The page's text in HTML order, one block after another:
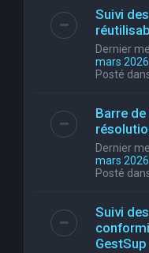
Suivi
Dernier
mars
Posté
Barre
Dernier
mars
Posté
Suivi
GestSup